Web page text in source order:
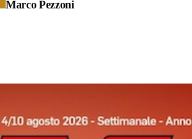
Marco Pezzoni